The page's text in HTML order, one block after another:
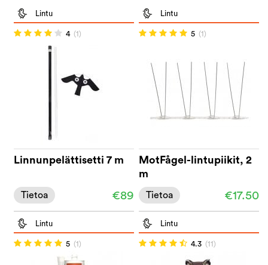
Lintu
4 (1)
Linnunpelättisetti 7 m
€89
Tietoa
Lintu
5 (1)
MotFågel-lintupiikit, 2
m
€17.50
Tietoa
Lintu
5 (1)
Lintu
4.3 (11)